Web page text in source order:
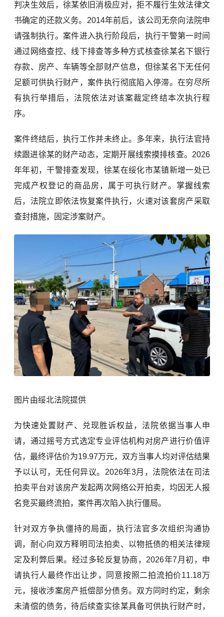
判决生效后，徐某依旧消极应对，拒不履行生效法律文
书确定的还款义务。2014年前后，该公司无奈向法院申
请强制执行。案件进入执行阶段后，执行干警第一时间
通过网络查控、线下排查等多种方式核查徐某名下银行
存款、房产、车辆等全部财产信息，但徐某名下无任何
足额可供执行财产，案件执行彻底陷入停滞。在穷尽所
有执行举措后，法院依法对该案裁定终结本次执行程
序。
案件终结后，执行工作并未终止。多年来，执行法官持
续跟进徐某的财产动态，定期开展线索摸排核查。2026
年年初，干警排查发现，徐某在绥化市某镇新增一处已
完成产权登记的商品房，属于可执行财产。掌握线索
后，法院立即依法恢复案件执行，火速对该套房产采取
查封措施，固定涉案财产。
图片由绥北法院提供
为快速处置财产、兑现胜诉权益，法院依据当事人申
请，通过摇号方式选定专业评估机构对房产进行价值评
估，最终评估价为19.97万元，双方当事人均对评估结果
予以认可，无任何异议。2026年3月，法院依法在司法
拍卖平台对该房产发起两次网络公开拍卖，均因无人报
名竞买最终流拍，案件再次陷入执行僵局。
针对双方争执僵持的局面，执行法官多次组织沟通协
调，耐心向双方释明司法拍卖、以物抵债的相关法律规
定及利弊后果。经过多轮反复协商，2026年7月初，申
请执行人最终作出让步，同意按照二拍流拍价11.18万
元，接收涉案房产抵偿部分债务。双方同时约定，剩余
未清偿的债务，待后续查实徐某具备可供执行财产时，